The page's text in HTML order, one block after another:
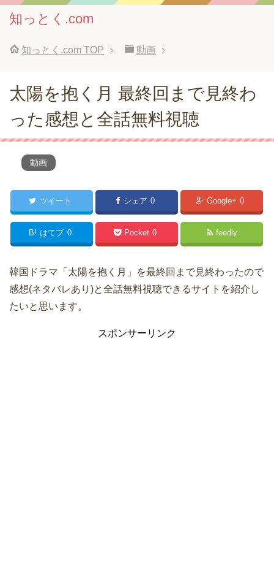
知っとく.com
知っとく.com TOP 動画
太陽を抱く月 最終回まで見終わ
った感想と全話無料視聴
動画
ツイート シェア 0 Google+ 0
B! はてブ 0 Pocket 0 feedly
韓国ドラマ「太陽を抱く月」を最終回まで見終わったので
感想(ネタバレあり)と全話無料視聴できるサイトを紹介し
たいと思います。
スポンサーリンク